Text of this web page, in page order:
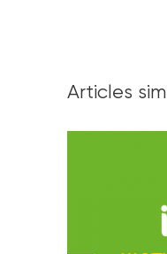
Articles